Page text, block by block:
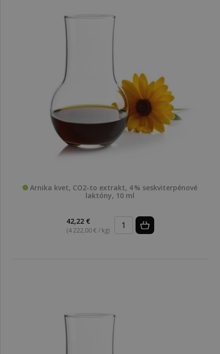
Arnika kvet, CO2-to extrakt, 4 % seskviterpénové
laktóny, 10 ml
42,22 €
(4 222,00 € / kg)